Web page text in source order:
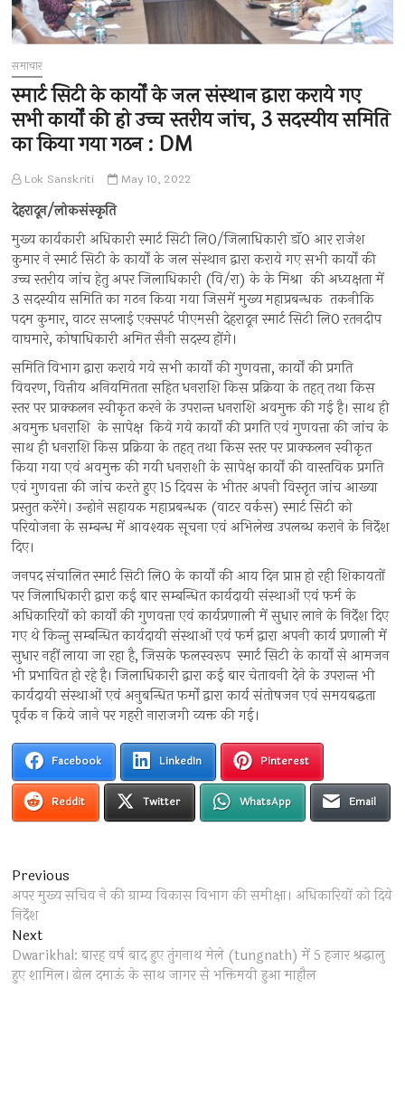
समाचार
स्मार्ट सिटी के कार्यों के जल संस्थान द्वारा कराये गए
सभी कार्यों की हो उच्च स्तरीय जांच, 3 सदस्यीय समिति
का किया गया गठन : DM
Lok Sanskriti May 10, 2022
देहरादून/लोकसंस्कृति
मुख्य कार्यकारी अधिकारी स्मार्ट सिटी लि0/जिलाधिकारी डाॅ0 आर राजेश
कुमार ने स्मार्ट सिटी के कार्यों के जल संस्थान द्वारा कराये गए सभी कार्यों की
उच्च स्तरीय जांच हेतु अपर जिलाधिकारी (वि/रा) के के मिश्रा की अध्यक्षता में
3 सदस्यीय समिति का गठन किया गया जिसमें मुख्य महाप्रबन्धक तकनीकि
पदम कुमार, वाटर सप्लाई एक्सपर्ट पीएमसी देहरादून स्मार्ट सिटी लि0 रतनदीप
वाघमारे, कोषाधिकारी अमित सैनी सदस्य होंगे।
समिति विभाग द्वारा कराये गये सभी कार्यों की गुणवत्ता, कार्यों की प्रगति
विवरण, वित्तीय अनियमितता सहित धनराशि किस प्रक्रिया के तहत् तथा किस
स्तर पर प्राक्कलन स्वीकृत करने के उपरान्त धनराशि अवमुक्त की गई है। साथ ही
अवमुक्त धनराशि के सापेक्ष किये गये कार्यों की प्रगति एवं गुणवत्ता की जांच के
साथ ही धनराशि किस प्रक्रिया के तहत् तथा किस स्तर पर प्राक्कलन स्वीकृत
किया गया एवं अवमुक्त की गयी धनराशी के सापेक्ष कार्यों की वास्तविक प्रगति
एवं गुणवत्ता की जांच करते हुए 15 दिवस के भीतर अपनी विस्तृत जांच आख्या
प्रस्तुत करेंगे। उन्होने सहायक महाप्रबन्धक (वाटर वर्कस) स्मार्ट सिटी को
परियोजना के सम्बन्ध में आवश्यक सूचना एवं अभिलेख उपलब्ध कराने के निर्देश
दिए।
जनपद संचालित स्मार्ट सिटी लि0 के कार्यों की आय दिन प्राप्त हो रही शिकायतों
पर जिलाधिकारी द्वारा कई बार सम्बन्धित कार्यदायी संस्थाओं एवं फर्म के
अधिकारियों को कार्यों की गुणवत्ता एवं कार्यप्रणाली में सुधार लाने के निर्देश दिए
गए थे किन्तु सम्बन्धित कार्यदायी संस्थाओं एवं फर्म द्वारा अपनी कार्य प्रणाली में
सुधार नहीं लाया जा रहा है, जिसके फलस्वरूप स्मार्ट सिटी के कार्यों से आमजन
भी प्रभावित हो रहे है। जिलाधिकारी द्वारा कई बार चेतावनी देने के उपरान्त भी
कार्यदायी संस्थाओं एवं अनुबन्धित फर्मों द्वारा कार्य संतोषजन एवं समयबद्धता
पूर्वक न किये जाने पर गहरी नाराजगी व्यक्त की गई।
Facebook LinkedIn Pinterest
Reddit Twitter WhatsApp Email
Post
navigation
Previous
post:
अपर मुख्य सचिव ने की ग्राम्य विकास विभाग की समीक्षा। अधिकारियों को दिये
निर्देश
NextNext
post:
Dwarikhal: बारह वर्ष बाद हुए तुंगनाथ मेले (tungnath) में 5 हजार श्रद्धालु
हुए शामिल। ढोल दमाऊं के साथ जागर से भक्तिमयी हुआ माहौल